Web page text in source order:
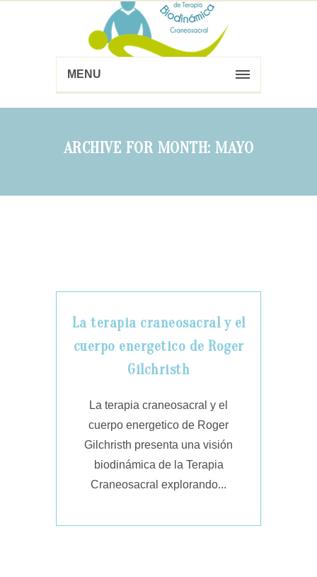
MENU
ARCHIVE FOR MONTH: MAYO
La terapia craneosacral y el
cuerpo energetico de Roger
Gilchristh
La terapia craneosacral y el
cuerpo energetico de Roger
Gilchristh presenta una visión
biodinámica de la Terapia
Craneosacral explorando...